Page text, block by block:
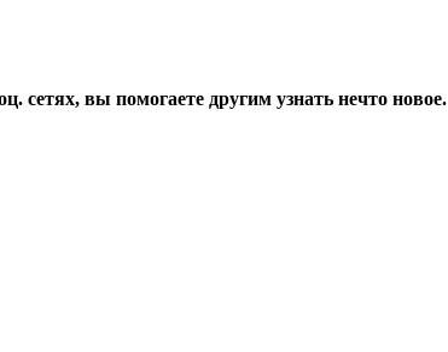
сетях, вы помогаете другим узнать нечто новое.